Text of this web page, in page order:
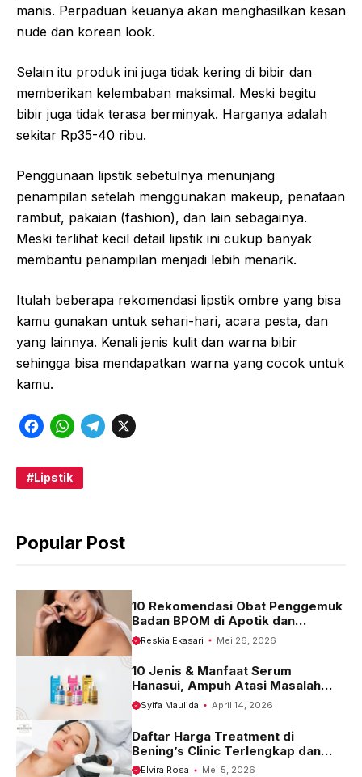
manis. Perpaduan keuanya akan menghasilkan kesan
nude dan korean look.
Selain itu produk ini juga tidak kering di bibir dan
memberikan kelembaban maksimal. Meski begitu
bibir juga tidak terasa berminyak. Harganya adalah
sekitar Rp35-40 ribu.
Penggunaan lipstik sebetulnya menunjang
penampilan setelah menggunakan makeup, penataan
rambut, pakaian (fashion), dan lain sebagainya.
Meski terlihat kecil detail lipstik ini cukup banyak
membantu penampilan menjadi lebih menarik.
Itulah beberapa rekomendasi lipstik ombre yang bisa
kamu gunakan untuk sehari-hari, acara pesta, dan
yang lainnya. Kenali jenis kulit dan warna bibir
sehingga bisa mendapatkan warna yang cocok untuk
kamu.
F
c
o
W
a
A
p
T
r
m
X
Lipstik
Popular Post
10 Rekomendasi Obat Penggemuk
Badan BPOM di Apotik dan
Harganya
Reskia Ekasari Mei 26, 2026
10 Jenis & Manfaat Serum
Hanasui, Ampuh Atasi Masalah
Kulit
Syifa Maulida April 14, 2026
Daftar Harga Treatment di
Bening’s Clinic Terlengkap dan
Terbaru 2023
Elvira Rosa Mei 5, 2026